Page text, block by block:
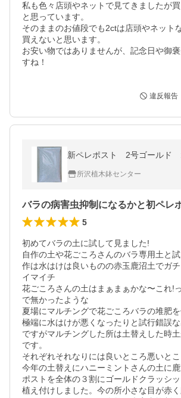
私も色々店頭やネットで見てきましたが
と思っています。
そのままのお値段でも2ctは店頭やネット
買えないと思います。
お安い物ではありませんが、記念日や御
すね！
違反報告
新ペレポスト 2号ゴールド
所沢植木鉢センター
5
初めてバラの土に試して見ました!
自作の土や花ごころさんのバラ専用土と
作は水はけは良いものの赤玉鹿沼土でガ
イマイチ
花ごころさんの土はまぁまぁかな〜これ!
で無かったような
夏場にマルチングで花ごころバラの堆肥
極端に水はけが悪くなったりと試行錯誤な
ですがマルチングした所は土替えした時
です。
それぞれそれなりには良いところ悪いとこ
今年の土替えにハニーミントさんの土に
ポストを全体の３割にゴールドクラッシ
植え付けしました。今の所小さな目が赤